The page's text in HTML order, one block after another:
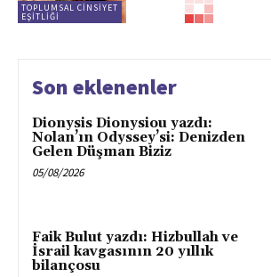
TOPLUMSAL CINSIYET
EŞITLIĞI
Son eklenenler
Dionysis Dionysiou yazdı:
Nolan’ın Odyssey’si: Denizden
Gelen Düşman Biziz
05/08/2026
Faik Bulut yazdı: Hizbullah ve
İsrail kavgasının 20 yıllık
bilançosu